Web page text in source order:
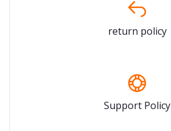
return policy
Support Policy